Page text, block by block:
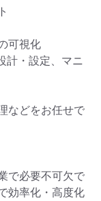
可視化
計・設定、マニ
などをお任せで
で必要不可欠で
効率化・高度化